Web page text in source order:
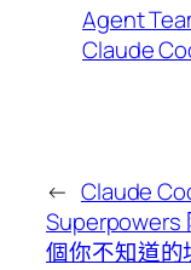
Agent
Claude
← Claude
Superpowers
個你不知道